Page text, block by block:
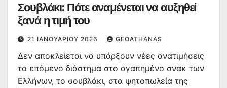
Σουβλάκι: Πότε αναμένεται να αυξηθεί
ξανά η τιμή του
21 ΙΑΝΟΥΑΡΊΟΥ 2026 GEOATHANAS
Δεν αποκλείεται να υπάρξουν νέες ανατιμήσεις
το επόμενο διάστημα στο αγαπημένο σνακ των
Ελλήνων, το σουβλάκι, στα ψητοπωλεία της